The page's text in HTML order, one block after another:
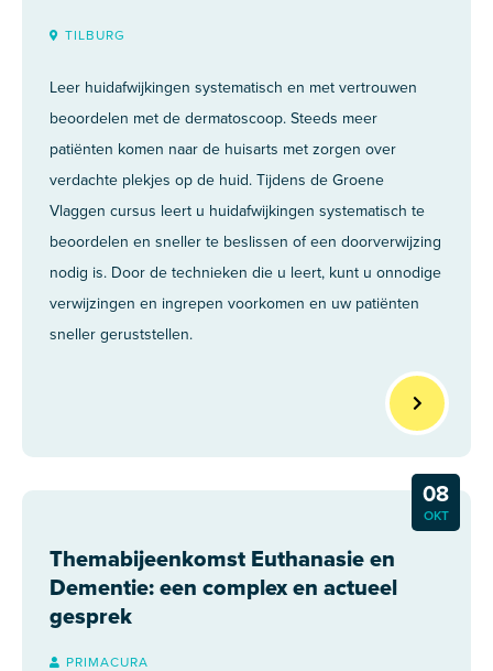
TILBURG
Leer huidafwijkingen systematisch en met vertrouwen
beoordelen met de dermatoscoop. Steeds meer
patiënten komen naar de huisarts met zorgen over
verdachte plekjes op de huid. Tijdens de Groene
Vlaggen cursus leert u huidafwijkingen systematisch te
beoordelen en sneller te beslissen of een doorverwijzing
nodig is. Door de technieken die u leert, kunt u onnodige
verwijzingen en ingrepen voorkomen en uw patiënten
sneller geruststellen.
Themabijeenkomst Euthanasie en
Dementie: een complex en actueel
gesprek
08
OKT
PRIMACURA